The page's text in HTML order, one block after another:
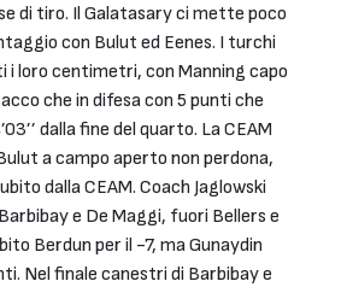
di tiro. Il Galatasary ci mette poco
con Bulut ed Eenes. I turchi
loro centimetri, con Manning capo
che in difesa con 5 punti che
dalla fine del quarto. La CEAM
a campo aperto non perdona,
dalla CEAM. Coach Jaglowski
e De Maggi, fuori Bellers e
Berdun per il -7, ma Gunaydin
Nel finale canestri di Barbibay e